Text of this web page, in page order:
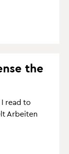
the
read to
Ar­bei­ten